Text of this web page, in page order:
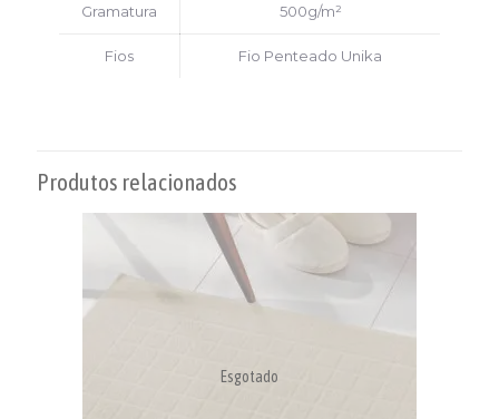
Gramatura 500g/m²
Fios Fio Penteado Unika
Produtos relacionados
Esgotado